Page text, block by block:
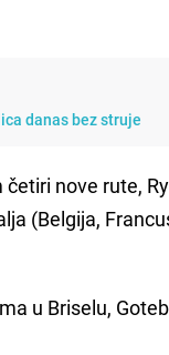
danas bez struje
nove rute,
(Belgija,
u Briselu,